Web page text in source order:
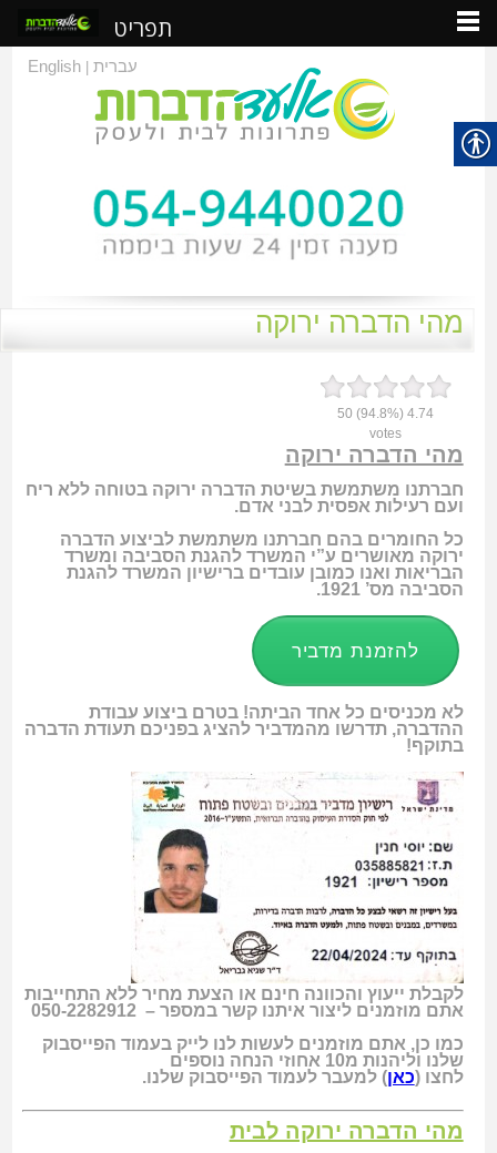
עברית|
English
מהי הדברה ירוקה
4.74
(94.8%)
50
votes
מהי הדברה ירוקה
חברתנו משתמשת בשיטת הדברה ירוקה בטוחה ללא ריח
ועם רעילות אפסית לבני אדם.
כל החומרים בהם חברתנו משתמשת לביצוע הדברה
ירוקה מאושרים ע”י המשרד להגנת הסביבה ומשרד
הבריאות ואנו כמובן עובדים ברישיון המשרד להגנת
הסביבה מס’ 1921.
להזמנת מדביר
לא מכניסים כל אחד הביתה! בטרם ביצוע עבודת
ההדברה, תדרשו מהמדביר להציג בפניכם תעודת הדברה
בתוקף!
לקבלת ייעוץ והכוונה חינם או הצעת מחיר ללא התחייבות
אתם מוזמנים ליצור איתנו קשר במספר – 050-2282912
כמו כן, אתם מוזמנים לעשות לנו לייק בעמוד הפייסבוק
שלנו וליהנות מ10 אחוזי הנחה נוספים
לחצו (כאן) למעבר לעמוד הפייסבוק שלנו.
מהי הדברה ירוקה לבית
תפריט